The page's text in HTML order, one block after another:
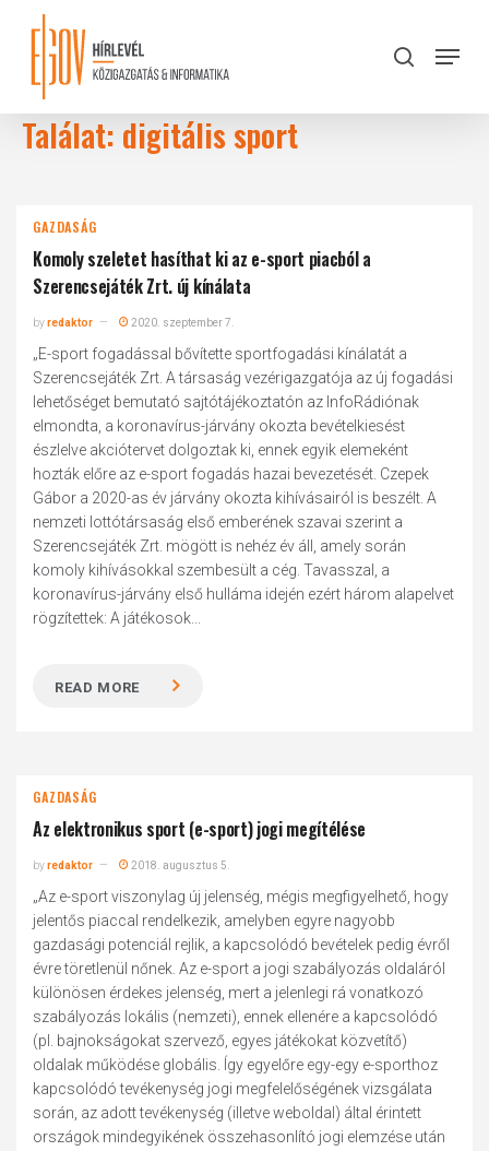
content
search
Menu
Találat: digitális sport
GAZDASÁG
Komoly szeletet hasíthat ki az e-sport piacból a
Szerencsejáték Zrt. új kínálata
byredaktor 2020. szeptember 7.
„E-sport fogadással bővítette sportfogadási kínálatát a
Szerencsejáték Zrt. A társaság vezérigazgatója az új fogadási
lehetőséget bemutató sajtótájékoztatón az InfoRádiónak
elmondta, a koronavírus-járvány okozta bevételkiesést
észlelve akciótervet dolgoztak ki, ennek egyik elemeként
hozták előre az e-sport fogadás hazai bevezetését. Czepek
Gábor a 2020-as év járvány okozta kihívásairól is beszélt. A
nemzeti lottótársaság első emberének szavai szerint a
Szerencsejáték Zrt. mögött is nehéz év áll, amely során
komoly kihívásokkal szembesült a cég. Tavasszal, a
koronavírus-járvány első hulláma idején ezért három alapelvet
rögzítettek: A játékosok...
READ MORE
GAZDASÁG
Az elektronikus sport (e-sport) jogi megítélése
byredaktor 2018. augusztus 5.
„Az e-sport viszonylag új jelenség, mégis megfigyelhető, hogy
jelentős piaccal rendelkezik, amelyben egyre nagyobb
gazdasági potenciál rejlik, a kapcsolódó bevételek pedig évről
évre töretlenül nőnek. Az e-sport a jogi szabályozás oldaláról
különösen érdekes jelenség, mert a jelenlegi rá vonatkozó
szabályozás lokális (nemzeti), ennek ellenére a kapcsolódó
(pl. bajnokságokat szervező, egyes játékokat közvetítő)
oldalak működése globális. Így egyelőre egy-egy e-sporthoz
kapcsolódó tevékenység jogi megfelelőségének vizsgálata
során, az adott tevékenység (illetve weboldal) által érintett
országok mindegyikének összehasonlító jogi elemzése után
Close